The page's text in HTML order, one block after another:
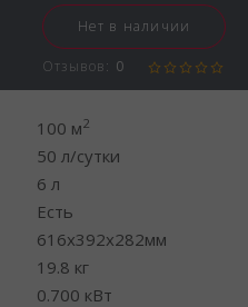
Нет в наличии
Отзывов: 0
100 м2
50 л/сутки
6 л
Есть
616x392x282мм
19.8 кг
0.700 кВт